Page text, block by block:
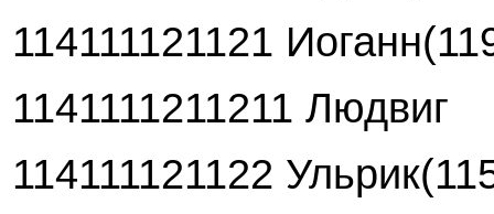
114111121121
1141111211211 Людвиг
114111121122